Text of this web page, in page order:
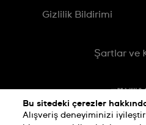
Gizlilik Bildirimi
Şartlar ve
Bu sitedeki çerezler
Alışveriş deneyiminizi